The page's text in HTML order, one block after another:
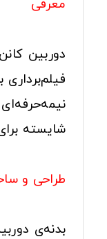
معرفی
شایسته
طراحی و